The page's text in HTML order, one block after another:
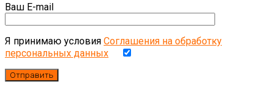
Ваш E-mail
Я принимаю условия Соглашения на обработку
персональных данных